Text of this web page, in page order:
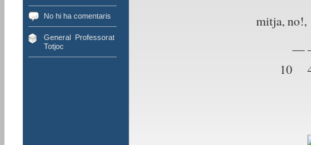
No hi ha comentaris
General, Professorat,
Totjoc
mitja,
10